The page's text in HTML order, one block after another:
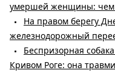
умершей женщины: чем
На правом берегу
железнодорожный
Беспризорная
Кривом Роге: она